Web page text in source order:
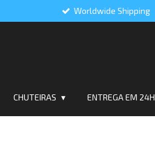
Worldwide Shipping
CHUTEIRAS ENTREGA EM 24H